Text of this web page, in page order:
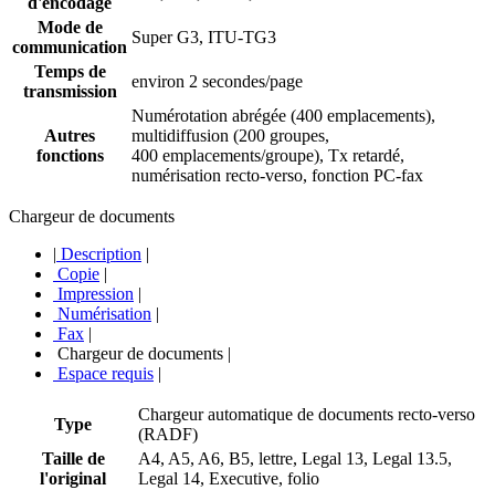
Mode de
communication
Super G3, ITU-TG3
Temps de
transmission
environ 2 secondes/page
Autres
fonctions
Numérotation abrégée (400 emplacements),
multidiffusion (200 groupes,
400 emplacements/groupe), Tx retardé,
numérisation recto-verso, fonction PC-fax
Chargeur de documents
| Description |
Copie |
Impression |
Numérisation |
Fax |
Chargeur de documents |
Espace requis |
Type
Chargeur automatique de documents recto-verso
(RADF)
Taille de
l'original
A4, A5, A6, B5, lettre, Legal 13, Legal 13.5,
Legal 14, Executive, folio